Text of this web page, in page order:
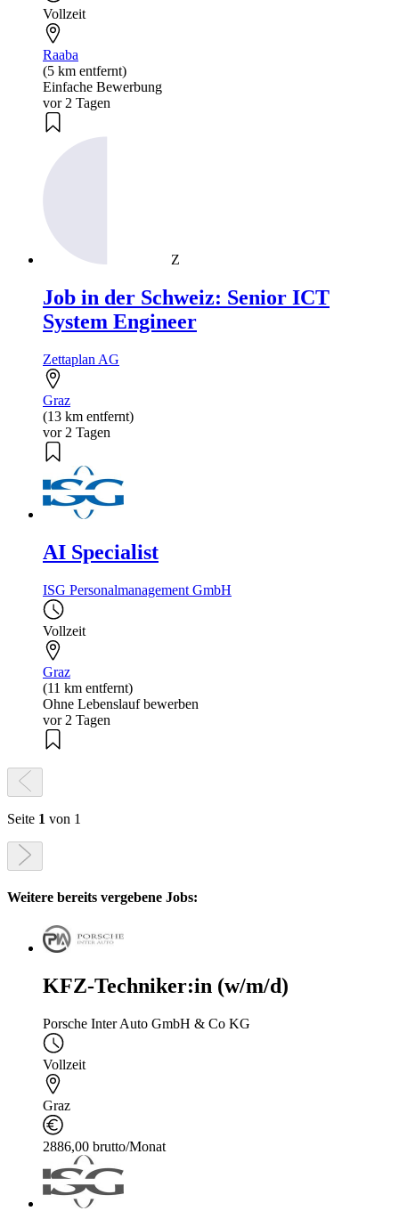
Vollzeit
Raaba
(5 km entfernt)
Einfache Bewerbung
vor 2 Tagen
Z
Job in der Schweiz: Senior ICT
System Engineer
Zettaplan AG
Graz
(13 km entfernt)
vor 2 Tagen
AI Specialist
ISG Personalmanagement GmbH
Vollzeit
Graz
(11 km entfernt)
Ohne Lebenslauf bewerben
vor 2 Tagen
Seite 1 von 1
Weitere bereits vergebene Jobs:
KFZ-Techniker:in (w/m/d)
Porsche Inter Auto GmbH & Co KG
Vollzeit
Graz
2886,00 brutto/Monat